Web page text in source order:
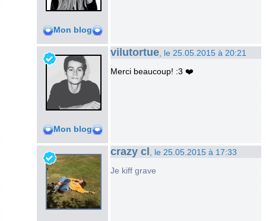
Mon blog
Mon blog
vilutortue , le 25.05.2015 à 20:21
Merci beaucoup! :3 ❤️
crazy cl
, le 25.05.2015 à 17:33
Je kiff grave